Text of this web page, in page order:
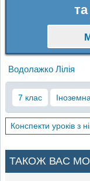
Водолажко Лілія
7 клас
Конспекти уроків з
ТАКОЖ ВАС